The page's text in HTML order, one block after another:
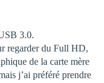
3.0.
regarder du Full HD,
de la carte mère
j’ai préféré prendre